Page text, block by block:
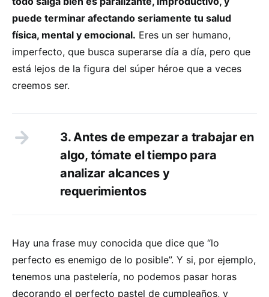
puede terminar afectando seriamente tu salud
física, mental y emocional. Eres un ser humano,
imperfecto, que busca superarse día a día, pero que
está lejos de la figura del súper héroe que a veces
creemos ser.
3. Antes de empezar a trabajar en
algo, tómate el tiempo para
analizar alcances y
requerimientos
Hay una frase muy conocida que dice que “lo
perfecto es enemigo de lo posible”. Y si, por ejemplo,
tenemos una pastelería, no podemos pasar horas
decorando el perfecto pastel de cumpleaños, y